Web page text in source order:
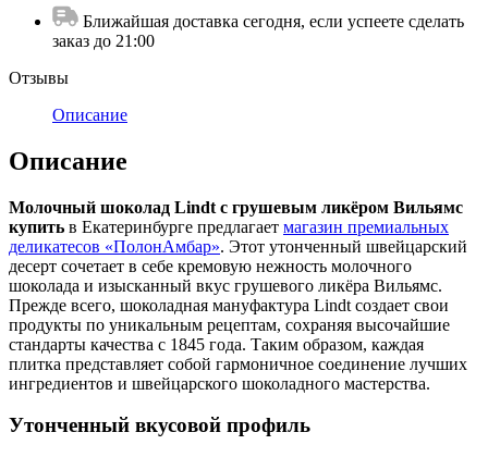
Ближайшая доставка сегодня, если успеете сделать
заказ до 21:00
Отзывы
Описание
Описание
Молочный шоколад Lindt с грушевым ликёром Вильямс
купить в Екатеринбурге предлагает магазин премиальных
деликатесов «ПолонАмбар». Этот утонченный швейцарский
десерт сочетает в себе кремовую нежность молочного
шоколада и изысканный вкус грушевого ликёра Вильямс.
Прежде всего, шоколадная мануфактура Lindt создает свои
продукты по уникальным рецептам, сохраняя высочайшие
стандарты качества с 1845 года. Таким образом, каждая
плитка представляет собой гармоничное соединение лучших
ингредиентов и швейцарского шоколадного мастерства.
Утонченный вкусовой профиль